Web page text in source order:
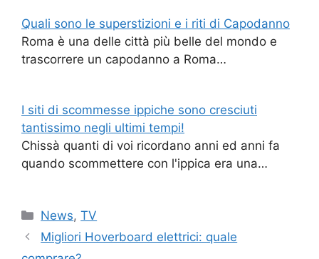
Quali sono le superstizioni e i riti di Capodanno
Roma è una delle città più belle del mondo e
trascorrere un capodanno a Roma…
I siti di scommesse ippiche sono cresciuti
tantissimo negli ultimi tempi!
Chissà quanti di voi ricordano anni ed anni fa
quando scommettere con l'ippica era una…
Categorie
News,TV
Migliori Hoverboard elettrici: quale